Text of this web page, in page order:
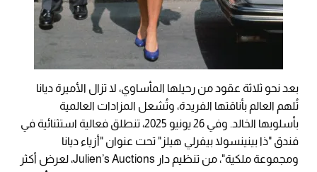
بعد نحو ثلاثة عقود من رحيلها المأساوي، لا تزال الأميرة ديانا
تُلهم العالم بأناقتها الفريدة، وتُشعل المزادات العالمية
بأسلوبها الخالد. وفي 26 يونيو 2025، تنطلق فعالية استثنائية في
فندق "ذا بينينسولا بيفرلي هيلز" تحت عنوان "أزياء ديانا
ومجموعة ملكية"، من تنظيم دار Julien’s Auctions، لعرض أكثر